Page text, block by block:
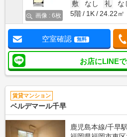
画像 : 6枚
敷 なし 礼
な
5階
1K 24.22㎡
空室確認 無料
お店にLINE
賃貸マンション
ベルデマール千早
鹿児島本線/千早